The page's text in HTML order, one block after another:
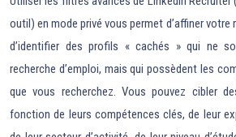
outil) en mode privé vous permet d’affiner
d’identifier des profils « cachés » qui ne
recherche d’emploi, mais qui possèdent les
que vous recherchez. Vous pouvez cibler
fonction de leurs compétences clés, de leur